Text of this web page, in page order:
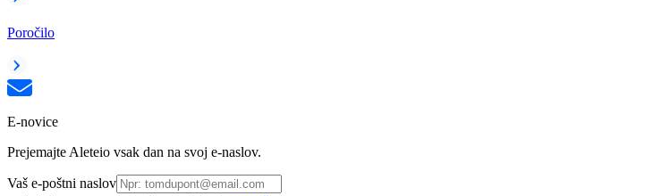
Poročilo
E-novice
Prejemajte Aleteio vsak dan na svoj e-naslov.
Vaš e-poštni naslov